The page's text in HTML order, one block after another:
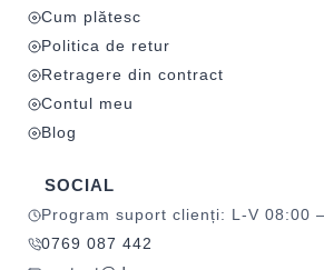
Cum plătesc
Politica de retur
Retragere din contract
Contul meu
Blog
SOCIAL
Program suport clienți: L-V 08:00
0769 087 442